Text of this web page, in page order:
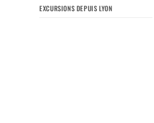
EXCURSIONS DEPUIS LYON